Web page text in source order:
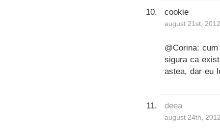
cookie
august 21st,
@Corina:
sigura ca
astea, dar eu
deea
august 24th,